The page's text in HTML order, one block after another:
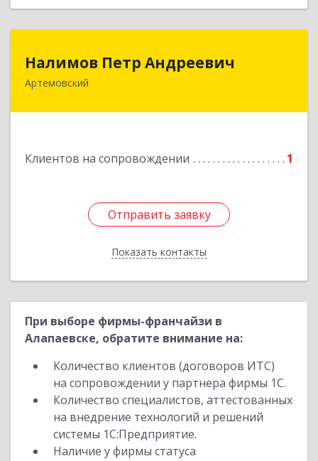
Налимов Петр Андреевич
Артемовский
Клиентов на сопровождении 1
Отправить заявку
Показать контакты
623780, Свердловская обл, Артемовский г,
Отправить заявку
Назад
При выборе фирмы-франчайзи в
Алапаевске, обратите внимание на:
Количество клиентов (договоров ИТС)
на сопровождении у партнера фирмы 1С.
Количество специалистов, аттестованных
на внедрение технологий и решений
системы 1С:Предприятие.
Наличие у фирмы статуса